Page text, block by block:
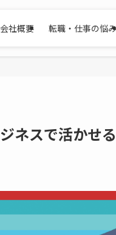
会社概要 転職・仕事の悩み
ネスで活かせ